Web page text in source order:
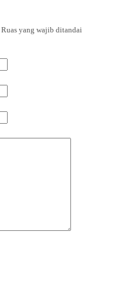
Ruas yang wajib ditandai